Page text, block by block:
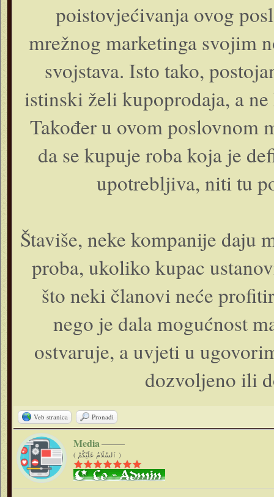
poistovjećivanja ovog
mrežnog marketinga svojim
svojstava. Isto tako,
istinski želi kupoprodaja, a ne
Također u ovom poslovnom
da se kupuje roba koja je
upotrebljiva, niti tu
Štaviše, neke kompanije daju
proba, ukoliko kupac
što neki članovi neće
nego je dala mogućnost
ostvaruje, a uvjeti u
dozvoljeno ili
Veb stranica Pronađi
Media
( ٱلسَّلَامُ عَلَيْكُمْ )